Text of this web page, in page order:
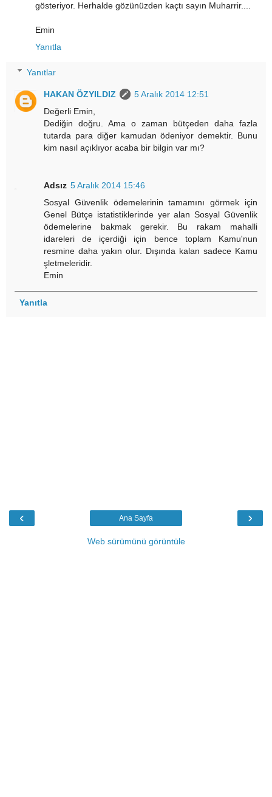
gösteriyor. Herhalde gözünüzden kaçtı sayın Muharrir....
Emin
Yanıtla
Yanıtlar
HAKAN ÖZYILDIZ
5 Aralık 2014 12:51
Değerli Emin,
Dediğin doğru. Ama o zaman bütçeden daha fazla
tutarda para diğer kamudan ödeniyor demektir. Bunu
kim nasıl açıklıyor acaba bir bilgin var mı?
Adsız 5 Aralık 2014 15:46
Sosyal Güvenlik ödemelerinin tamamını görmek için
Genel Bütçe istatistiklerinde yer alan Sosyal Güvenlik
ödemelerine bakmak gerekir. Bu rakam mahalli
idareleri de içerdiği için bence toplam Kamu'nun
resmine daha yakın olur. Dışında kalan sadece Kamu
şletmeleridir.
Emin
Yanıtla
‹ ›
Ana Sayfa
Web sürümünü görüntüle